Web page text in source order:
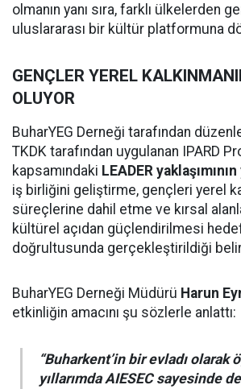
olmanın yanı sıra, farklı ülkelerden
uluslararası bir kültür platformuna
GENÇLER YEREL
OLUYOR
BuharYEG Derneği tarafından
TKDK tarafından uygulanan IPARD
kapsamındaki LEADER yaklaşımının
iş birliğini geliştirme, gençleri yerel
süreçlerine dahil etme ve kırsal
kültürel açıdan güçlendirilmesi
doğrultusunda gerçekleştirildiği
BuharYEG Derneği Müdürü Harun
etkinliğin amacını şu sözlerle anlattı:
“Buharkent’in bir evladı olarak
yıllarımda AIESEC sayesinde